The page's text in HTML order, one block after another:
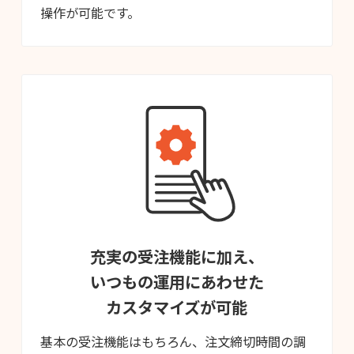
操作が可能です。
充実の受注機能に加え、
いつもの運用にあわせた
カスタマイズが可能
基本の受注機能はもちろん、注文締切時間の調